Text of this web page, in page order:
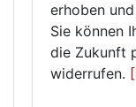
erhoben
Sie können
die Zukunft
widerrufen.